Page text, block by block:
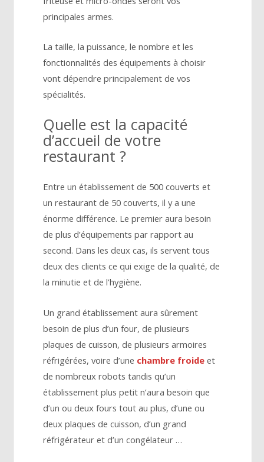
principales armes.
La taille, la puissance, le nombre et les
fonctionnalités des équipements à choisir
vont dépendre principalement de vos
spécialités.
Quelle est la capacité
d’accueil de votre
restaurant ?
Entre un établissement de 500 couverts et
un restaurant de 50 couverts, il y a une
énorme différence. Le premier aura besoin
de plus d’équipements par rapport au
second. Dans les deux cas, ils servent tous
deux des clients ce qui exige de la qualité, de
la minutie et de l’hygiène.
Un grand établissement aura sûrement
besoin de plus d’un four, de plusieurs
plaques de cuisson, de plusieurs armoires
réfrigérées, voire d’une chambre froide et
de nombreux robots tandis qu’un
établissement plus petit n’aura besoin que
d’un ou deux fours tout au plus, d’une ou
deux plaques de cuisson, d’un grand
réfrigérateur et d’un congélateur …